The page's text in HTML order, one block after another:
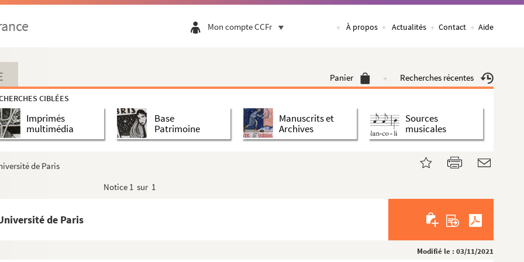
Mon compte CCFr À propos Actualités Contact Aide
Panier Recherches récentes
CIBLÉES
Imprimés
multimédia
Base
Patrimoine
Manuscrits et
Archives
Sources
musicales
de Paris
Notice 1 sur 1
de Paris
Modifié le : 03/11/2021
le-Château
de l'Aisne
archéologue